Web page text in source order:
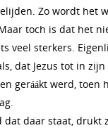
Zo wordt het
toch is dat het
veel sterkers.
dat Jezus tot in zijn
geráákt werd, toen
dat daar staat, drukt